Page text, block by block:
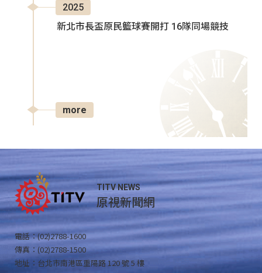
2025
新北市長盃原民籃球賽開打 16隊同場競技
more
TITV NEWS
原視新聞網
電話：(02)2788-1600
傳真：(02)2788-1500
地址：台北市南港區重陽路 120 號 5 樓